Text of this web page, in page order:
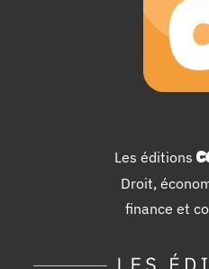
Les éditions
Droit,
finance et